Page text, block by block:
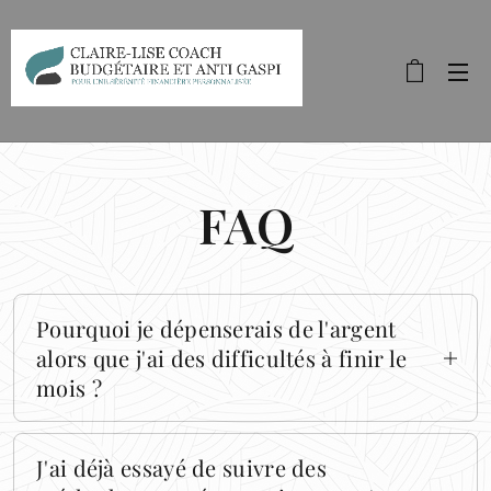
FAQ
Pourquoi je dépenserais de l'argent
alors que j'ai des difficultés à finir le
mois ?
Quand on veut gagner de l'argent, on
commence par en dépenser : c'est ce qui
s'appelle investir ! Mais je connais vos
J'ai déjà essayé de suivre des